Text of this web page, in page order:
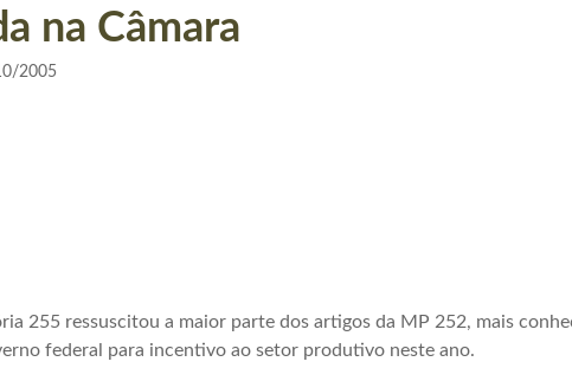
na Câmara
2005
255 ressuscitou a maior parte dos artigos da MP 252, mais
federal para incentivo ao setor produtivo neste ano.